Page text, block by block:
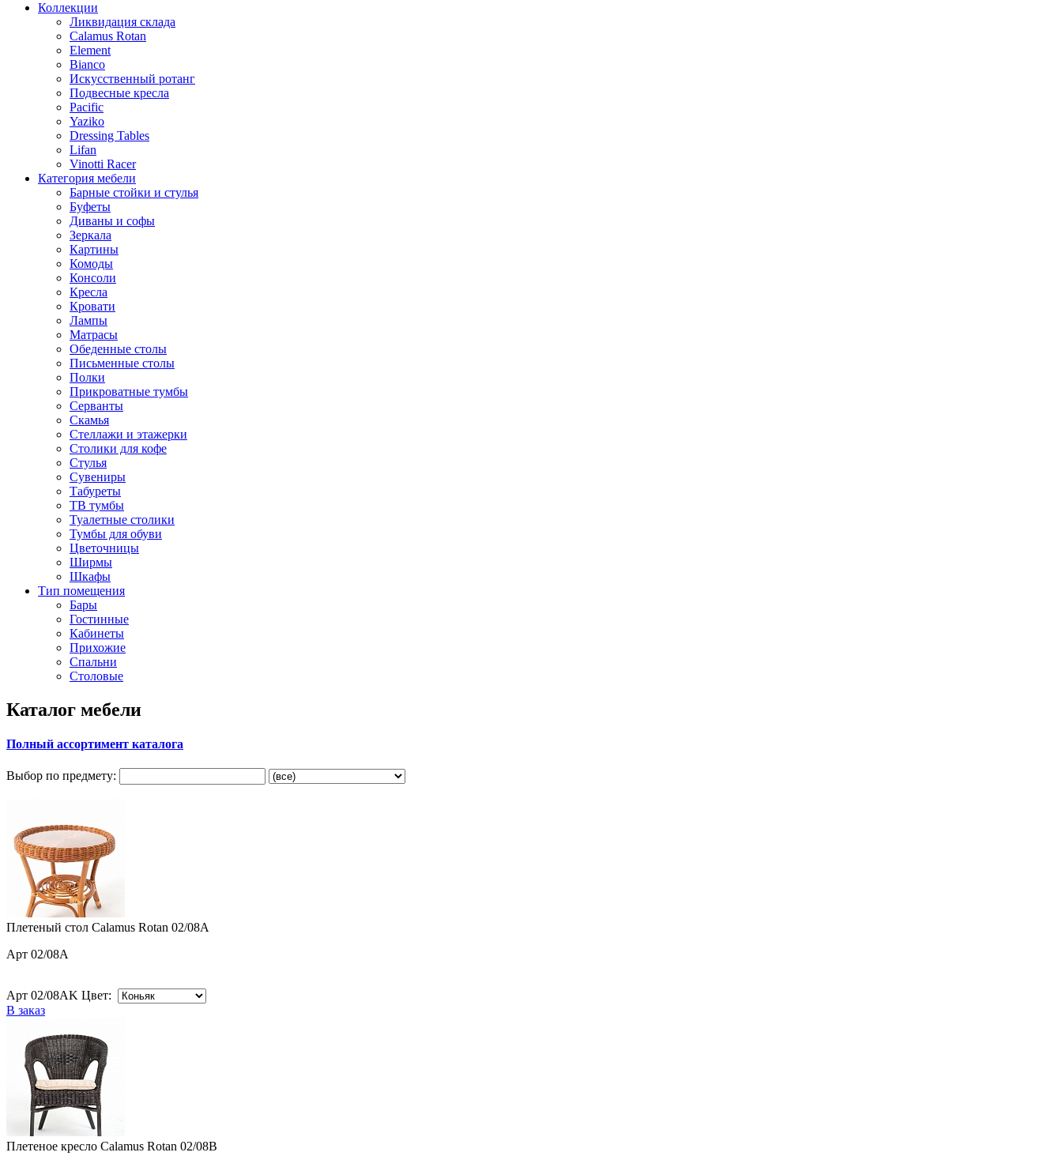
Коллекции
Ликвидация склада
Calamus Rotan
Element
Bianco
Искусственный ротанг
Подвесные кресла
Pacific
Yaziko
Dressing Tables
Lifan
Vinotti Racer
Категория мебели
Барные стойки и стулья
Буфеты
Диваны и софы
Зеркала
Картины
Комоды
Консоли
Кресла
Кровати
Лампы
Матрасы
Обеденные столы
Письменные столы
Полки
Прикроватные тумбы
Серванты
Скамья
Стеллажи и этажерки
Столики для кофе
Стулья
Сувениры
Табуреты
ТВ тумбы
Туалетные столики
Тумбы для обуви
Цветочницы
Ширмы
Шкафы
Тип помещения
Бары
Гостинные
Кабинеты
Прихожие
Спальни
Столовые
Каталог мебели
Полный ассортимент каталога
Выбор по предмету:
Плетеный стол Calamus Rotan 02/08A
Арт 02/08A
Арт 02/08AK Цвет:
В заказ
Плетеное кресло Calamus Rotan 02/08B